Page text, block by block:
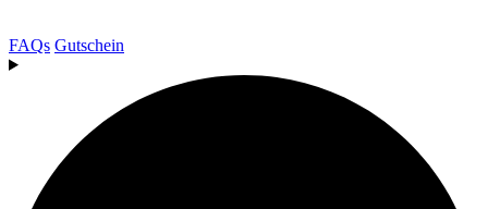
FAQs Gutschein